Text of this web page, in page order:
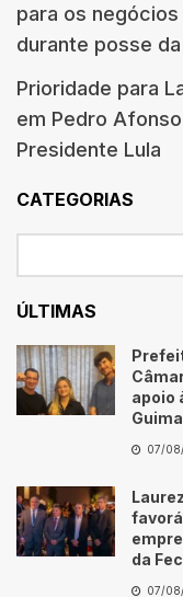
para os
durante posse
Prioridade para
em Pedro
Presidente Lula
CATEGORIAS
ÚLTIMAS
apoio
07/
da
07/